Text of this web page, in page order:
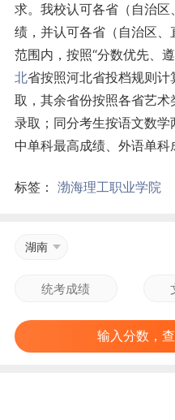
求。我校认可各省（自治
绩，并认可各省（自治区
范围内，按照“分数优先、
北省按照河北省投档规则
取，其余省份按照各省艺
录取；同分考生按语文数
中单科最高成绩、外语单科
标签： 渤海理工职业学院
湖南
输入分数，